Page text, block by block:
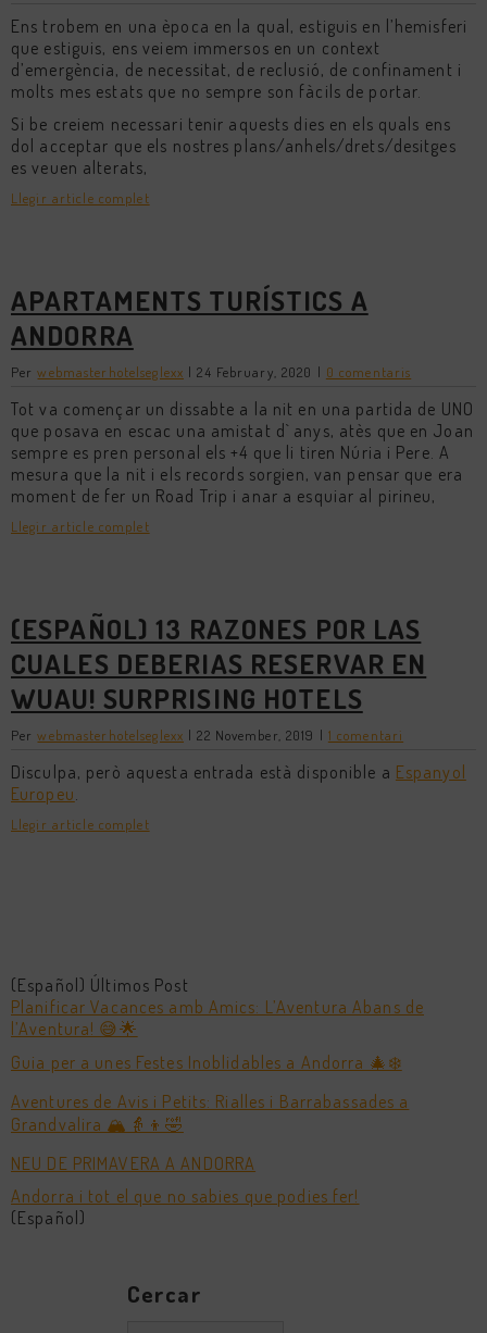
Ens trobem en una època en la qual, estiguis en l’hemisferi
que estiguis, ens veiem immersos en un context
d’emergència, de necessitat, de reclusió, de confinament i
molts mes estats que no sempre son fàcils de portar.
Si be creiem necessari tenir aquests dies en els quals ens
dol acceptar que els nostres plans/anhels/drets/desitges
es veuen alterats,
Llegir article complet
APARTAMENTS TURÍSTICS A
ANDORRA
Perwebmasterhotelseglexx |24 February, 2020 | 0 comentaris
Tot va començar un dissabte a la nit en una partida de UNO
que posava en escac una amistat d` anys, atès que en Joan
sempre es pren personal els +4 que li tiren Núria i Pere. A
mesura que la nit i els records sorgien, van pensar que era
moment de fer un Road Trip i anar a esquiar al pirineu,
Llegir article complet
(ESPAÑOL) 13 RAZONES POR LAS
CUALES DEBERIAS RESERVAR EN
WUAU! SURPRISING HOTELS
Perwebmasterhotelseglexx |22 November, 2019 | 1 comentari
Disculpa, però aquesta entrada està disponible a Espanyol
Europeu
Llegir article complet
(Español) Últimos Post
Planificar Vacances amb Amics: L’Aventura Abans de
l’Aventura! 😅🌟
Guia per a unes Festes Inoblidables a Andorra 🎄❄️
Aventures de Avis i Petits: Rialles i Barrabassades a
Grandvalira 🏔️👵👦🤣
NEU DE PRIMAVERA A ANDORRA
Andorra i tot el que no sabies que podies fer!
(Español)
Cercar